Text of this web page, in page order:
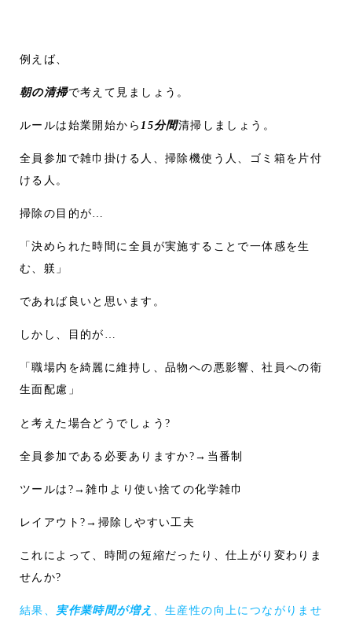
例えば、
朝の清掃で考えて見ましょう。
ルールは始業開始から 15分間清掃しましょう。
全員参加で雑巾掛ける人、掃除機使う人、ゴミ箱を片付
ける人。
掃除の目的が…
「決められた時間に全員が実施することで一体感を生
む、躾」
であれば良いと思います。
しかし、目的が…
「職場内を綺麗に維持し、品物への悪影響、社員への衛
生面配慮」
と考えた場合どうでしょう?
全員参加である必要ありますか?→当番制
ツールは?→雑巾より使い捨ての化学雑巾
レイアウト?→掃除しやすい工夫
これによって、時間の短縮だったり、仕上がり変わりま
せんか?
結果、 実作業時間が増え
、生産性の向上につながりませ